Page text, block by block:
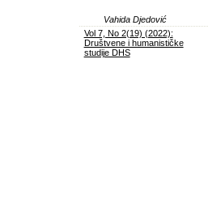
Vahida Djedović
Vol 7, No 2(19) (2022):
Društvene i humanističke
studije DHS